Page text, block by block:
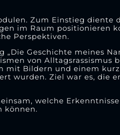
Zum Einstieg diente
im Raum positionieren
Perspektiven.
Geschichte meines
von Alltagsrassismus
mit Bildern und einem
wurden. Ziel war es, die
welche
können.